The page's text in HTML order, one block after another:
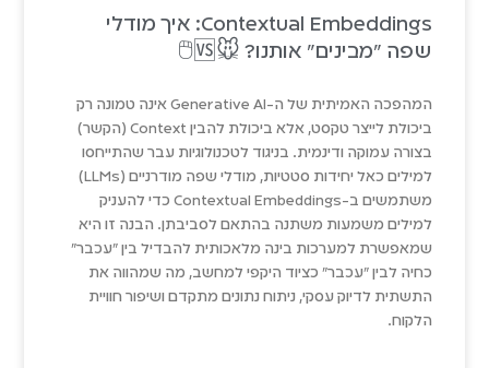
Contextual Embeddings: איך מודלי
שפה "מבינים" אותנו? 🐭🆚🖱️
המהפכה האמיתית של ה-Generative AI אינה טמונה רק
ביכולת לייצר טקסט, אלא ביכולת להבין Context (הקשר)
בצורה עמוקה ודינמית. בניגוד לטכנולוגיות עבר שהתייחסו
למילים כאל יחידות סטטיות, מודלי שפה מודרניים (LLMs)
משתמשים ב-Contextual Embeddings כדי להעניק
למילים משמעות משתנה בהתאם לסביבתן. הבנה זו היא
שמאפשרת למערכות בינה מלאכותית להבדיל בין "עכבר"
כחיה לבין "עכבר" כציוד היקפי למחשב, מה שמהווה את
התשתית לדיוק עסקי, ניתוח נתונים מתקדם ושיפור חוויית
הלקוח.